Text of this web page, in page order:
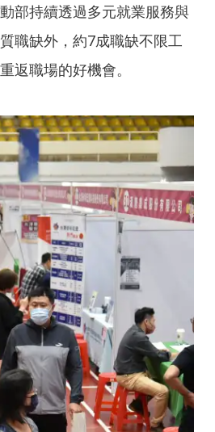
部持續透過多元就業服務與
職缺外，約7成職缺不限工
返職場的好機會。